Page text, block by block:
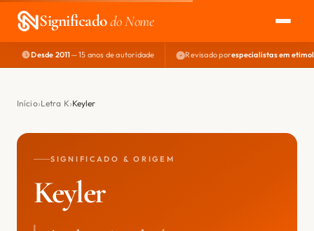
Significadodo Nome
EXPLORAR
NOME PERFEITO
Desde 2011— 15 anos de autoridade Revisado porespecialistas em
Início Letra K Keyler
SIGNIFICADO & ORIGEM
Keyler